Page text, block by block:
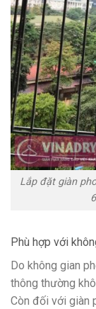
Lắp đặt giàn
Phù hợp với
Do không gian
thông thường
Còn đối với giàn